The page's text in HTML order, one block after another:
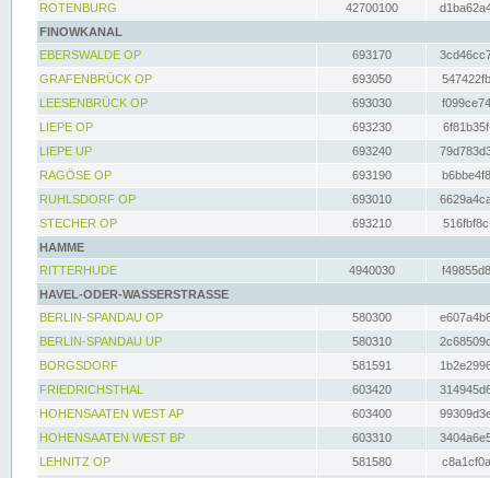
ROTENBURG
42700100
FINOWKANAL
EBERSWALDE OP
693170
GRAFENBRÜCK OP
693050
LEESENBRÜCK OP
693030
LIEPE OP
693230
LIEPE UP
693240
RAGÖSE OP
693190
RUHLSDORF OP
693010
STECHER OP
693210
HAMME
RITTERHUDE
4940030
HAVEL-ODER-WASSERSTRASSE
BERLIN-SPANDAU OP
580300
BERLIN-SPANDAU UP
580310
BORGSDORF
581591
FRIEDRICHSTHAL
603420
HOHENSAATEN WEST AP
603400
HOHENSAATEN WEST BP
603310
LEHNITZ OP
581580